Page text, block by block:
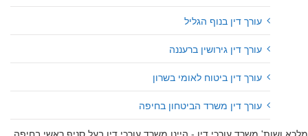
עורך דין בנוף הגליל
עורך דין גירושין ברעננה
עורך דין ביטוח לאומי בשרון
עורך דין משרד הביטחון בחיפה
מלכא ושות' משרד עורכי דין - היינו משרד עורכי דין בעל סניף ראשי בחיפה,